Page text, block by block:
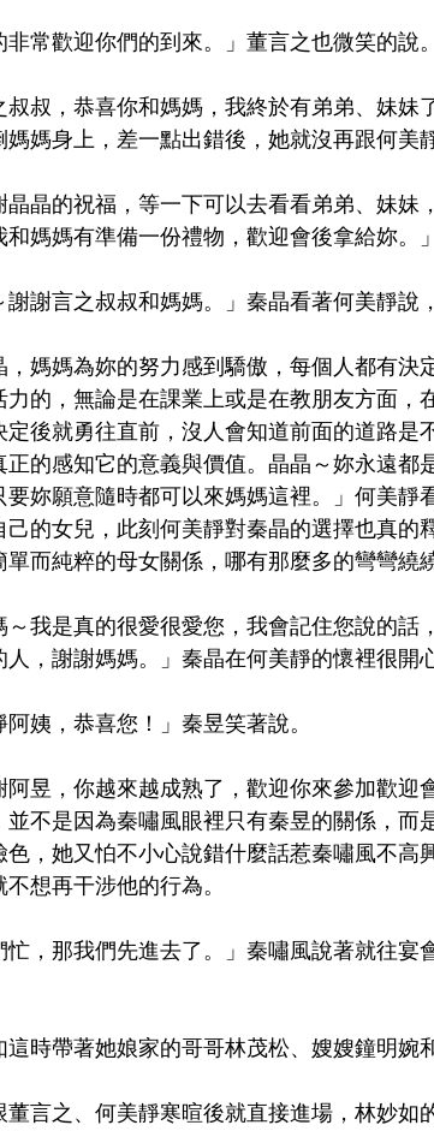
非常歡迎你們的到來。」董言之也微笑的說。
叔叔，恭喜你和媽媽，我終於有弟弟、妹
媽媽身上，差一點出錯後，她就沒再跟何美
晶晶的祝福，等一下可以去看看弟弟、妹
和媽媽有準備一份禮物，歡迎會後拿給妳。
謝謝言之叔叔和媽媽。」秦晶看著何美靜說
，媽媽為妳的努力感到驕傲，每個人都有
力的，無論是在課業上或是在教朋友方面，
定後就勇往直前，沒人會知道前面的道路是
正的感知它的意義與價值。晶晶～妳永遠都
要妳願意隨時都可以來媽媽這裡。」何美靜
己的女兒，此刻何美靜對秦晶的選擇也真的
單而純粹的母女關係，哪有那麼多的彎彎繞繞
～我是真的很愛很愛您，我會記住您說的
人，謝謝媽媽。」秦晶在何美靜的懷裡很開
阿姨，恭喜您！」秦昱笑著說。
阿昱，你越來越成熟了，歡迎你來參加歡
並不是因為秦嘯風眼裡只有秦昱的關係，而
色，她又怕不小心說錯什麼話惹秦嘯風不高
想再干涉他的行為。
忙，那我們先進去了。」秦嘯風說著就往
這時帶著她娘家的哥哥林茂松、嫂嫂鐘明婉
董言之、何美靜寒暄後就直接進場，林妙如